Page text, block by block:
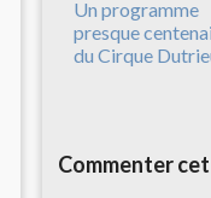
Un programme
presque
du Cirque
Commenter